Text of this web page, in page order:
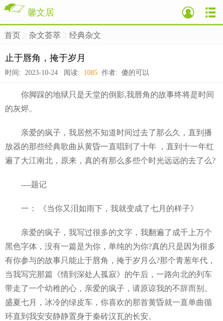
馨文居
首页 杂文荟萃 经典杂文
止于唇角，掩于岁月
时间: 2023-10-24 阅读: 1085 作者: 傻的可以
你脚踩的地狱只是天堂的倒影,我唇角的故事终将是时间
的灰烬。
亲爱的疯子，我居然不知道时间过去了那么久，直到播
放器的那些经典歌曲从黄昏一直唱到了十年 ，直到十一年红
遍了大江南北，原来，真的有那么多些个时光远远的去了么?
----题记
一： 《当你又泪如雨下，我就变成了七月的样子》
亲爱的疯子，我写过很多的文字，我翻遍了成千上万个
黑色字体，没有一篇是为你，单纯的为你?真的只是因为很多
有你参与的故事只能止于唇角，掩于岁月么?那个青葱年代，
当我写完那篇《情到深处人孤寂》的午后，一路向北的列车
带走了一个幼稚的心，亲爱的疯子，请原谅我的不辞而别。
盛夏七月，冰冷的绿皮车，你喜欢的那首黄昏就一直单曲循
环直到我安安静静置身于秦砖汉瓦的长安。